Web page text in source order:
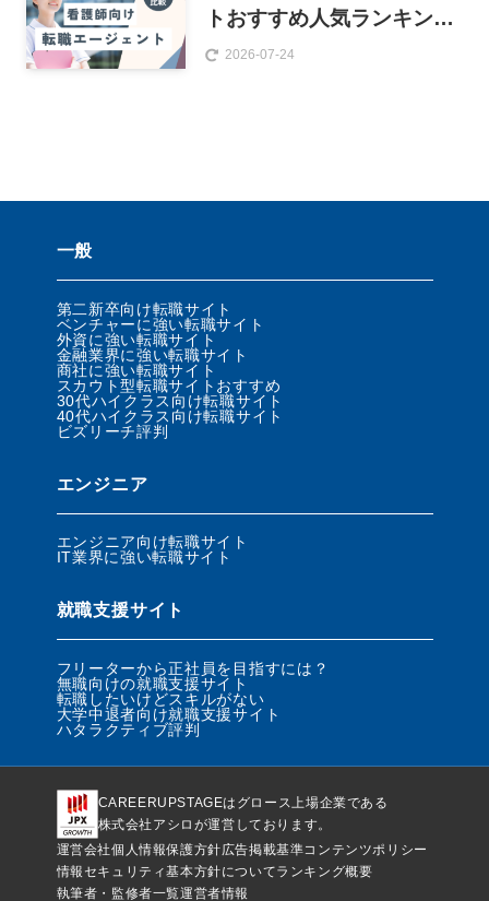
トおすすめ人気ランキング
17選【徹底比較】
2026-07-24
一般
第二新卒向け転職サイト
ベンチャーに強い転職サイト
外資に強い転職サイト
金融業界に強い転職サイト
商社に強い転職サイト
スカウト型転職サイトおすすめ
30代ハイクラス向け転職サイト
40代ハイクラス向け転職サイト
ビズリーチ評判
エンジニア
エンジニア向け転職サイト
IT業界に強い転職サイト
就職支援サイト
フリーターから正社員を目指すには？
無職向けの就職支援サイト
転職したいけどスキルがない
大学中退者向け就職支援サイト
ハタラクティブ評判
CAREERUPSTAGEはグロース上場企業である
株式会社アシロが運営しております。
運営会社個人情報保護方針広告掲載基準コンテンツポリシー
情報セキュリティ基本方針についてランキング概要
執筆者・監修者一覧運営者情報